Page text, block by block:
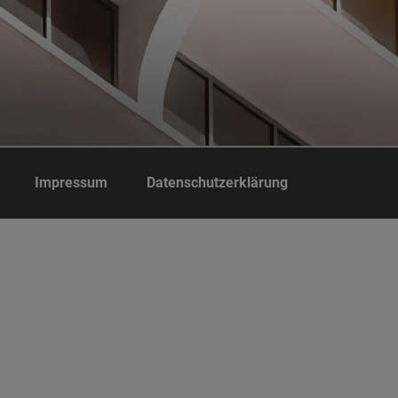
Impressum Datenschutzerklärung